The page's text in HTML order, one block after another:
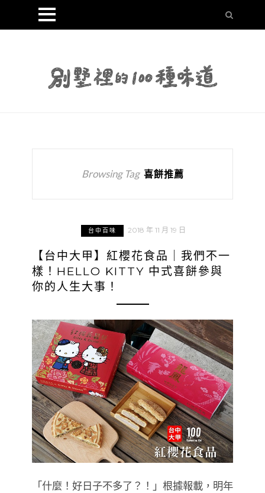
Browsing Tag 喜餅推薦
台中百味 2018 年 11 月 19 日
【台中大甲】紅櫻花食品｜我們不一
樣！HELLO KITTY 中式喜餅參與
你的人生大事！
「什麼！好日子不多了？！」根據報載，明年